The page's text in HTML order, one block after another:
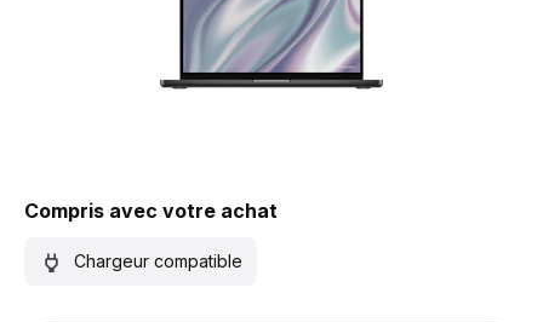
Compris avec votre achat
Chargeur compatible